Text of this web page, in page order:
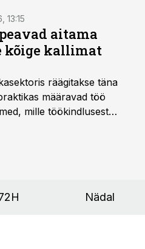
13:15
aitama
kõige kallimat
räägitakse täna
määravad töö
mille töökindlusest
Nädal